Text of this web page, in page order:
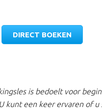
DIRECT BOEKEN
is bedoelt voor
kunt een keer ervaren of u